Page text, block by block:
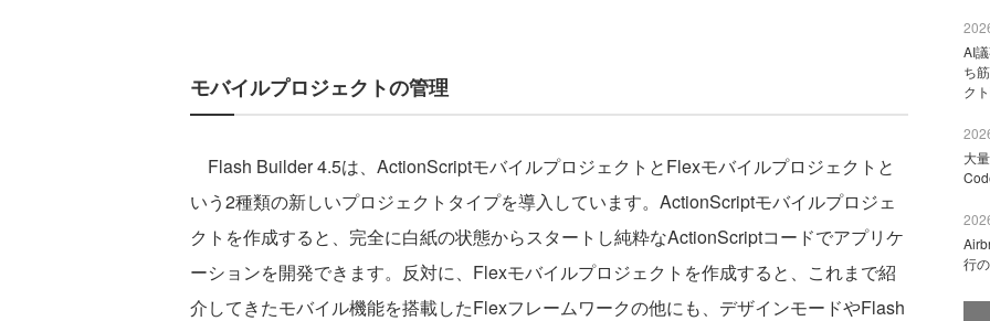
モバイルプロジェクトの管理
Flash Builder 4.5は、ActionScriptモバイルプロジェクトとFlexモバイルプロジェクトと
いう2種類の新しいプロジェクトタイプを導入しています。ActionScriptモバイルプロジェ
クトを作成すると、完全に白紙の状態からスタートし純粋なActionScriptコードでアプリケ
ーションを開発できます。反対に、Flexモバイルプロジェクトを作成すると、これまで紹
介してきたモバイル機能を搭載したFlexフレームワークの他にも、デザインモードやFlash
AI
ち
ク
大
行